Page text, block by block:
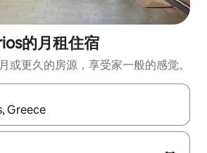
的月租住宿
或更久的房源，享受家一般的感觉。
用上下方向键查看，或通过点击或滑动手势